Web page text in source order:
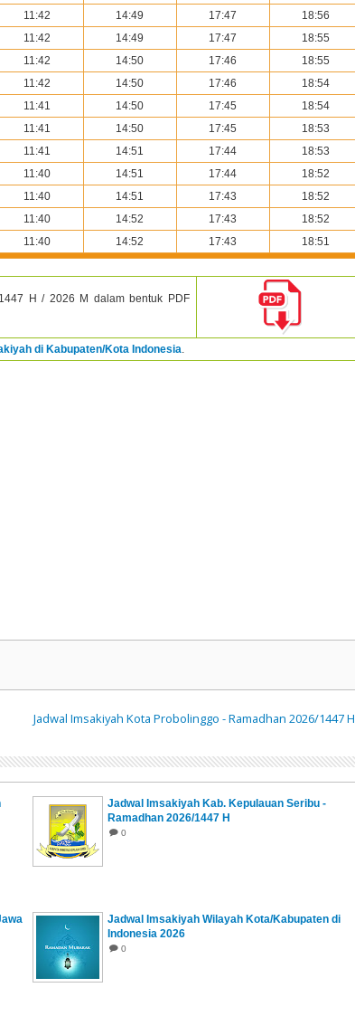
11:42 14:49 17:47
18:56
11:42 14:49 17:47
18:55
11:42 14:50 17:46
18:55
11:42 14:50 17:46
18:54
11:41 14:50 17:45
18:54
11:41 14:50 17:45
18:53
11:41 14:51 17:44
18:53
11:40 14:51 17:44
18:52
11:40 14:51 17:43
18:52
11:40 14:52 17:43
18:52
11:40 14:52 17:43 18:51
1447 H / 2026 M dalam bentuk PDF
di Kabupaten/Kota Indonesia
Jadwal Imsakiyah Kota Probolinggo - Ramadhan 2026/1447 H
Jadwal Imsakiyah Kab. Kepulauan Seribu -
Ramadhan 2026/1447 H
0
Jadwal Imsakiyah Wilayah Kota/Kabupaten di
Indonesia 2026
0